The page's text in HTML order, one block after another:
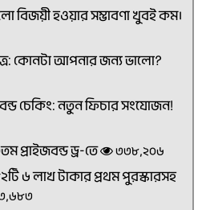
বিজয়ী হওয়ার সম্ভাবণা খুবই কম।
কোনটা আপনার জন্য ভালো?
চেকিং: নতুন ফিচার সংযোজন!
প্রাইজবন্ড ড্র-তে ৩৩৮,২০৬
৬ লাখ টাকার প্রথম পুরস্কারসহ